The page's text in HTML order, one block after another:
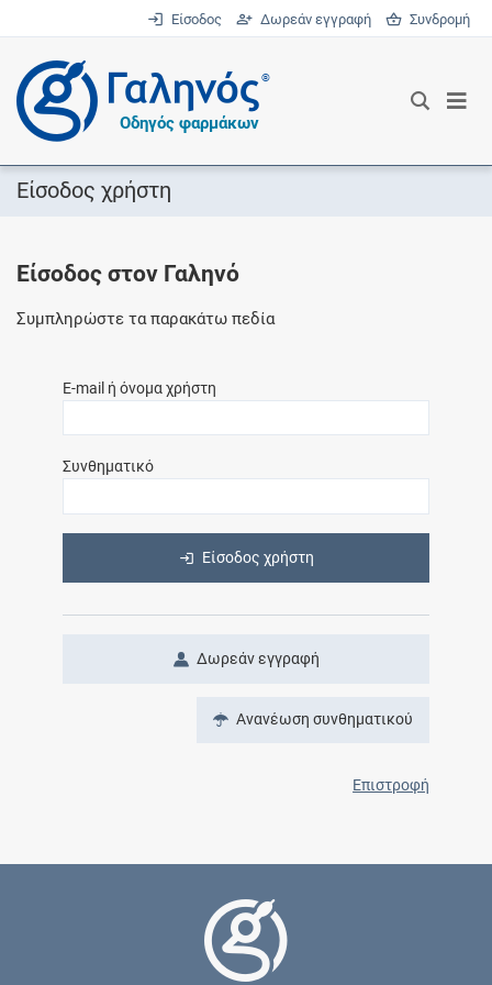
Είσοδος Δωρεάν εγγραφή Συνδρομή
®
Οδηγός φαρμάκων
Είσοδος χρήστη
Είσοδος στον Γαληνό
Συμπληρώστε τα παρακάτω πεδία
E-mail ή όνομα χρήστη
Συνθηματικό
Είσοδος χρήστη
Δωρεάν εγγραφή
Ανανέωση συνθηματικού
Επιστροφή